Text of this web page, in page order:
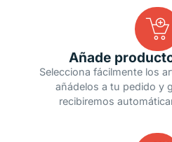
Añade
Selecciona fácilmente los
añádelos a tu pedido y
recibiremos